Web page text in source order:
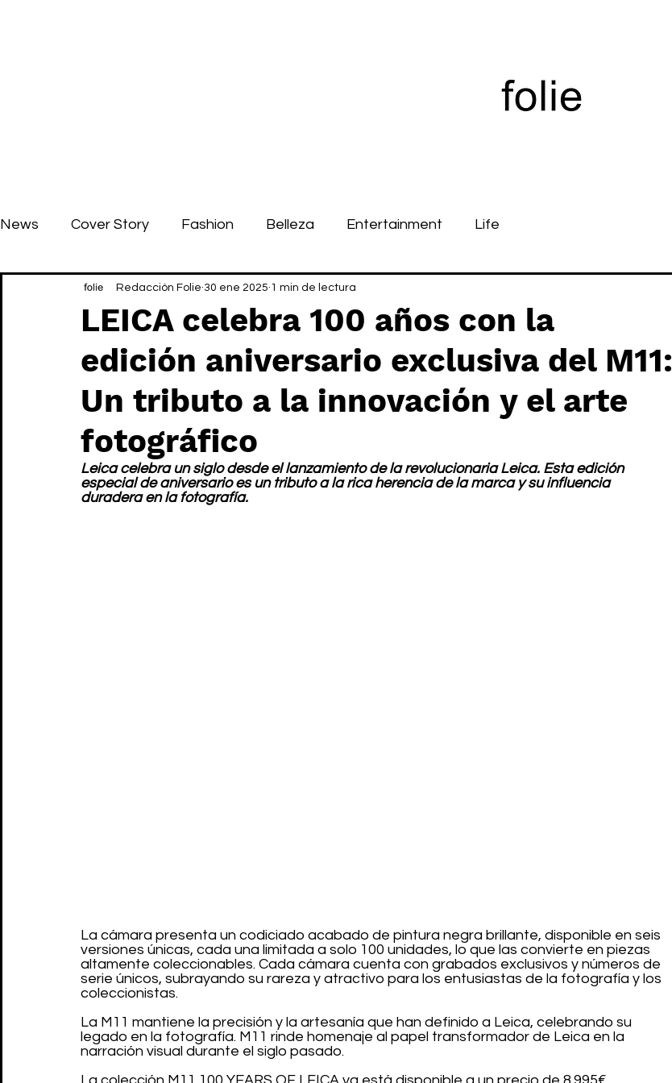
News Cover Story Fashion Belleza Entertainment Life
LEICA celebra 100 años con la
edición aniversario exclusiva del M11:
Un tributo a la innovación y el arte
fotográfico
Redacción Folie 30 ene 2025 1 min de lectura
Leica celebra un siglo desde el lanzamiento de la revolucionaria Leica. Esta edición
especial de aniversario es un tributo a la rica herencia de la marca y su influencia
duradera en la fotografía.
La cámara presenta un codiciado acabado de pintura negra brillante, disponible en seis
versiones únicas, cada una limitada a solo 100 unidades, lo que las convierte en piezas
altamente coleccionables. Cada cámara cuenta con grabados exclusivos y números de
serie únicos, subrayando su rareza y atractivo para los entusiastas de la fotografía y los
coleccionistas.
La M11 mantiene la precisión y la artesanía que han definido a Leica, celebrando su
legado en la fotografía. M11 rinde homenaje al papel transformador de Leica en la
narración visual durante el siglo pasado.